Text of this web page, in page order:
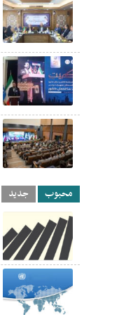
محبوب جدید